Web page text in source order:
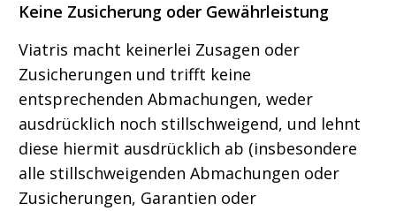
Keine Zusicherung oder Gewährleistung
Viatris macht keinerlei Zusagen oder
Zusicherungen und trifft keine
entsprechenden Abmachungen, weder
ausdrücklich noch stillschweigend, und lehnt
diese hiermit ausdrücklich ab (insbesondere
alle stillschweigenden Abmachungen oder
Zusicherungen, Garantien oder